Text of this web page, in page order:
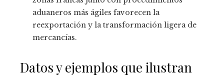
aduaneros más ágiles favorecen la
reexportación y la transformación ligera de
mercancías.
Datos y ejemplos que ilustran